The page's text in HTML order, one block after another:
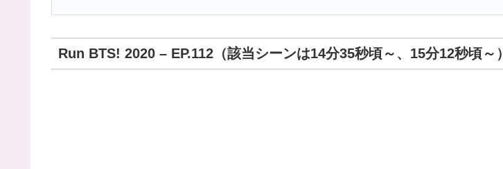
Run BTS! 2020 – EP.112（該当シーンは14分35秒頃～、15分12秒頃～）